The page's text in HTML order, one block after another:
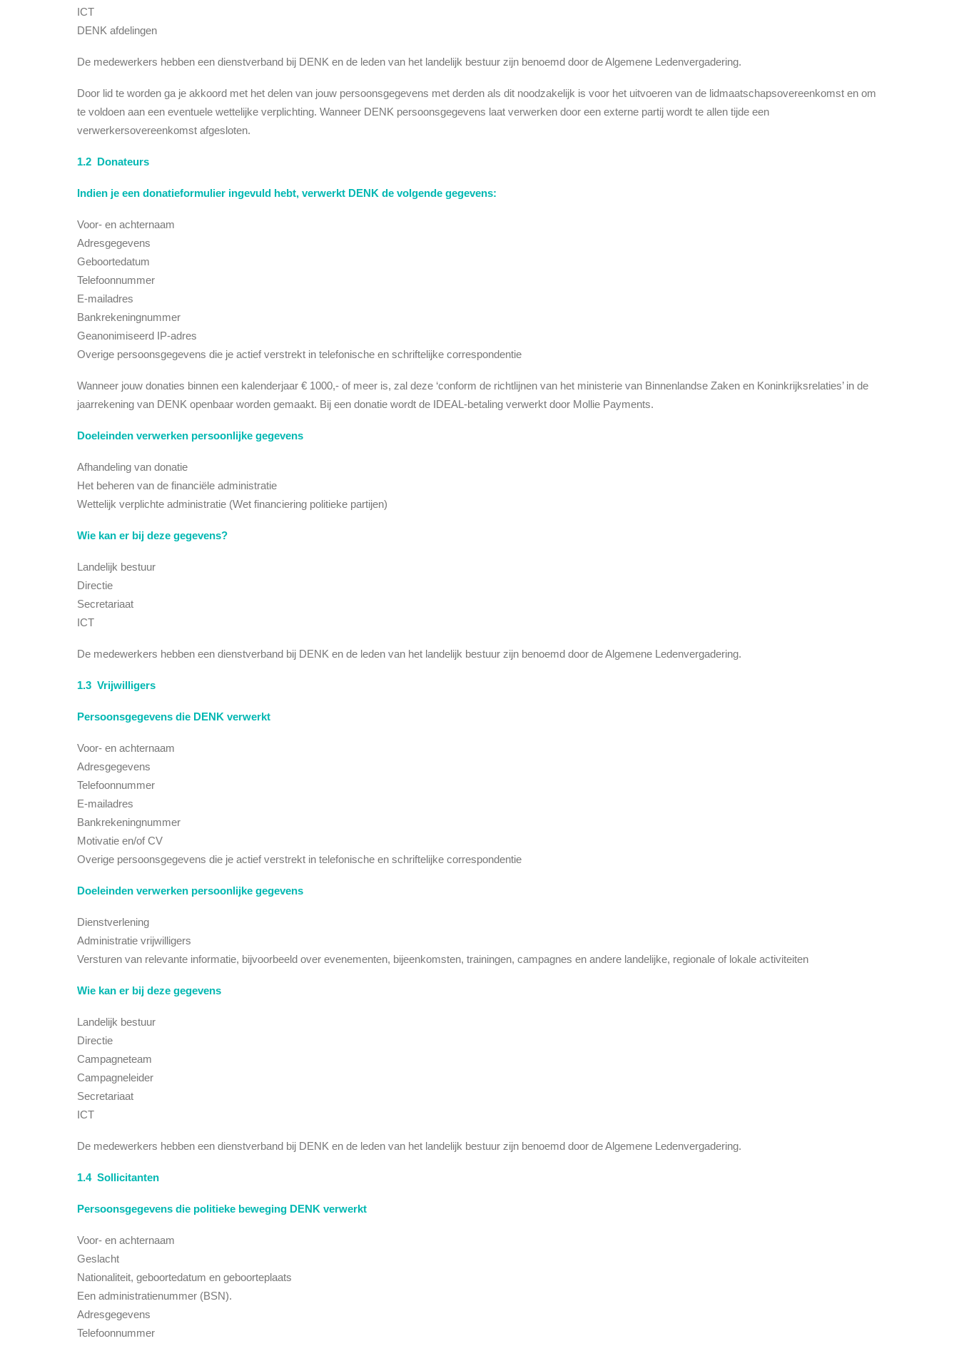
ICT
DENK afdelingen
De medewerkers hebben een dienstverband bij DENK en de leden van het landelijk bestuur zijn benoemd door de Algemene Ledenvergadering.
Door lid te worden ga je akkoord met het delen van jouw persoonsgegevens met derden als dit noodzakelijk is voor het uitvoeren van de lidmaatschapsovereenkomst en om
te voldoen aan een eventuele wettelijke verplichting. Wanneer DENK persoonsgegevens laat verwerken door een externe partij wordt te allen tijde een
verwerkersovereenkomst afgesloten.
1.2 Donateurs
Indien je een donatieformulier ingevuld hebt, verwerkt DENK de volgende gegevens:
Voor- en achternaam
Adresgegevens
Geboortedatum
Telefoonnummer
E-mailadres
Bankrekeningnummer
Geanonimiseerd IP-adres
Overige persoonsgegevens die je actief verstrekt in telefonische en schriftelijke correspondentie
Wanneer jouw donaties binnen een kalenderjaar € 1000,- of meer is, zal deze ‘conform de richtlijnen van het ministerie van Binnenlandse Zaken en Koninkrijksrelaties’ in de
jaarrekening van DENK openbaar worden gemaakt. Bij een donatie wordt de IDEAL-betaling verwerkt door Mollie Payments.
Doeleinden verwerken persoonlijke gegevens
Afhandeling van donatie
Het beheren van de financiële administratie
Wettelijk verplichte administratie (Wet financiering politieke partijen)
Wie kan er bij deze gegevens?
Landelijk bestuur
Directie
Secretariaat
ICT
De medewerkers hebben een dienstverband bij DENK en de leden van het landelijk bestuur zijn benoemd door de Algemene Ledenvergadering.
1.3 Vrijwilligers
Persoonsgegevens die DENK verwerkt
Voor- en achternaam
Adresgegevens
Telefoonnummer
E-mailadres
Bankrekeningnummer
Motivatie en/of CV
Overige persoonsgegevens die je actief verstrekt in telefonische en schriftelijke correspondentie
Doeleinden verwerken persoonlijke gegevens
Dienstverlening
Administratie vrijwilligers
Versturen van relevante informatie, bijvoorbeeld over evenementen, bijeenkomsten, trainingen, campagnes en andere landelijke, regionale of lokale activiteiten
Wie kan er bij deze gegevens
Landelijk bestuur
Directie
Campagneteam
Campagneleider
Secretariaat
ICT
De medewerkers hebben een dienstverband bij DENK en de leden van het landelijk bestuur zijn benoemd door de Algemene Ledenvergadering.
1.4 Sollicitanten
Persoonsgegevens die politieke beweging DENK verwerkt
Voor- en achternaam
Geslacht
Nationaliteit, geboortedatum en geboorteplaats
Een administratienummer (BSN).
Adresgegevens
Telefoonnummer